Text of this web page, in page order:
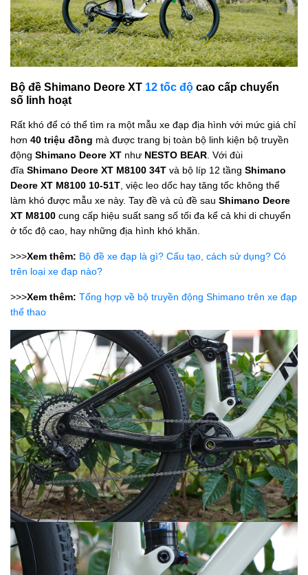
Bộ đề Shimano Deore XT 12 tốc độ cao cấp chuyển
số linh hoạt
Rất khó để có thể tìm ra một mẫu xe đạp địa hình với mức giá chỉ
hơn 40 triệu đồng mà được trang bị toàn bộ linh kiện bộ truyền
động Shimano Deore XT như NESTO BEAR. Với đùi
đĩa Shimano Deore XT M8100 34T và bộ líp 12 tầng Shimano
Deore XT M8100 10-51T, việc leo dốc hay tăng tốc không thể
làm khó được mẫu xe này. Tay đề và củ đề sau Shimano Deore
XT M8100 cung cấp hiệu suất sang số tối đa kể cả khi di chuyển
ở tốc độ cao, hay những địa hình khó khăn.
>>>Xem thêm: Bộ đề xe đạp là gì? Cấu tạo, cách sử dụng? Có
trên loại xe đạp nào?
>>>Xem thêm: Tổng hợp về bộ truyền động Shimano trên xe đạp
thể thao